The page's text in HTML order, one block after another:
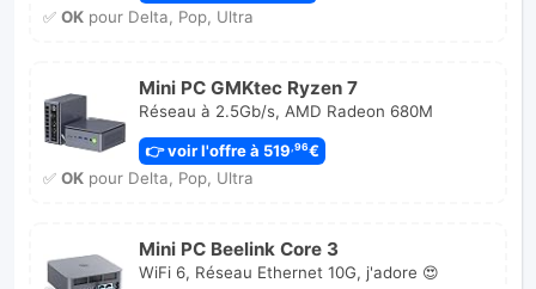
✅ OKpour Delta, Pop, Ultra
Mini PC GMKtec Ryzen 7
Réseau à 2.5Gb/s, AMD Radeon 680M
👉 voir l'offre à 519,96€
✅ OKpour Delta, Pop, Ultra
Mini PC Beelink Core 3
WiFi 6, Réseau Ethernet 10G, j'adore 😍